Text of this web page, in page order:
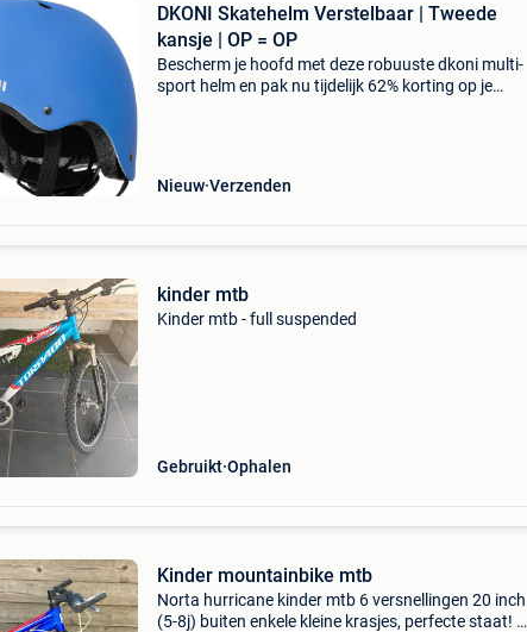
DKONI Skatehelm Verstelbaar | Tweede
kansje | OP = OP
Bescherm je hoofd met deze robuuste dkoni multi-
sport helm en pak nu tijdelijk 62% korting op je
Nieuw Verzenden
kinder mtb
Kinder mtb - full suspended
Gebruikt Ophalen
Kinder mountainbike mtb
Norta hurricane kinder mtb 6 versnellingen 20 inch
(5-8j) buiten enkele kleine krasjes, perfecte staat! Bij